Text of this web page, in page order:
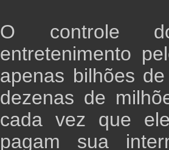
O controle
entretenimento
apenas bilhões
dezenas de
cada vez que
pagam sua